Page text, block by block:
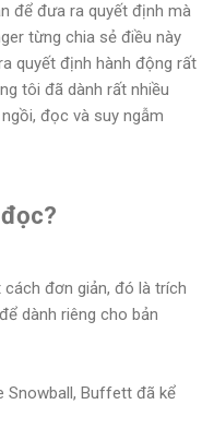
để đưa ra quyết định mà
từng chia sẻ điều này
quyết định hành động rất
tôi đã dành rất nhiều
đọc và suy ngẫm
đơn giản, đó là trích
dành riêng cho bản
Snowball, Buffett đã kể